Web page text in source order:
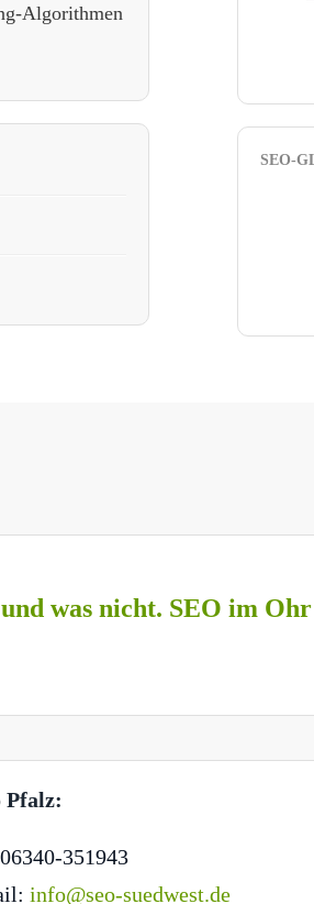
Algorithmen
SEO-
was nicht. SEO im Ohr
Pfalz:
351943
info@seo-suedwest.de